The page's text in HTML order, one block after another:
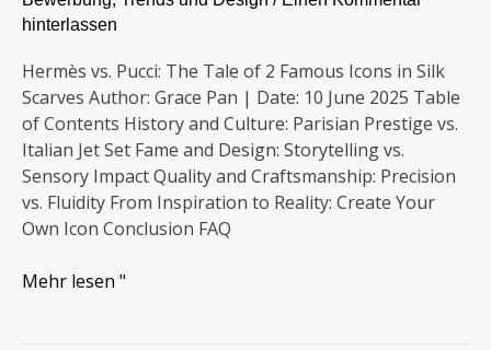
hinterlassen
Hermès vs. Pucci: The Tale of 2 Famous Icons in Silk
Scarves Author: Grace Pan | Date: 10 June 2025 Table
of Contents History and Culture: Parisian Prestige vs.
Italian Jet Set Fame and Design: Storytelling vs.
Sensory Impact Quality and Craftsmanship: Precision
vs. Fluidity From Inspiration to Reality: Create Your
Own Icon Conclusion FAQ
Mehr lesen "